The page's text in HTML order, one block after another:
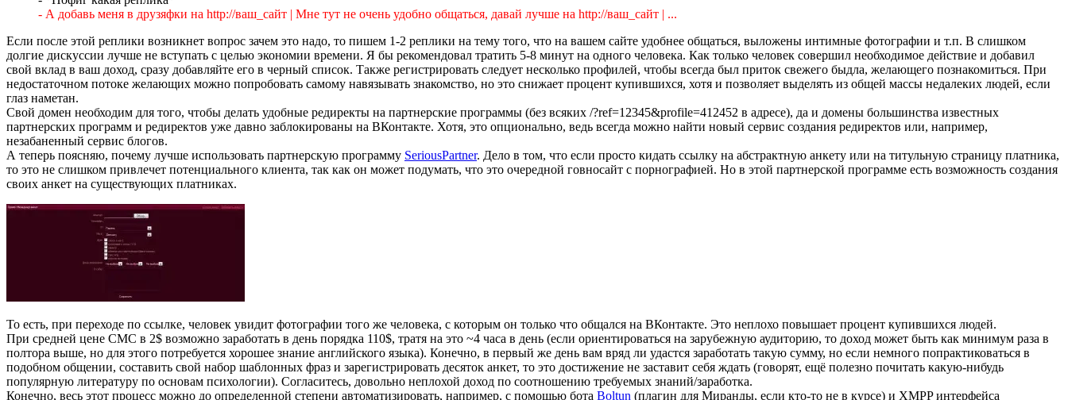
- А добавь меня в друзяфки на http://ваш_сайт | Мне тут не очень удобно общаться, давай лучше на http://ваш_сайт | ...
Если после этой реплики возникнет вопрос зачем это надо, то пишем 1-2 реплики на тему того, что на вашем сайте удобнее общаться, выложены интимные фотографии и т.п. В слишком
долгие дискуссии лучше не вступать с целью экономии времени. Я бы рекомендовал тратить 5-8 минут на одного человека. Как только человек совершил необходимое действие и добавил
свой вклад в ваш доход, сразу добавляйте его в черный список. Также регистрировать следует несколько профилей, чтобы всегда был приток свежего быдла, желающего познакомиться. При
недостаточном потоке желающих можно попробовать самому навязывать знакомство, но это снижает процент купившихся, хотя и позволяет выделять из общей массы недалеких людей, если
глаз наметан.
Свой домен необходим для того, чтобы делать удобные редиректы на партнерские программы (без всяких /?ref=12345&profile=412452 в адресе), да и домены большинства известных
партнерских программ и редиректов уже давно заблокированы на ВКонтакте. Хотя, это опционально, ведь всегда можно найти новый сервис создания редиректов или, например,
незабаненный сервис блогов.
А теперь поясняю, почему лучше использовать партнерскую программу SeriousPartner. Дело в том, что если просто кидать ссылку на абстрактную анкету или на титульную страницу платника,
то это не слишком привлечет потенциального клиента, так как он может подумать, что это очередной говносайт с порнографией. Но в этой партнерской программе есть возможность создания
своих анкет на существующих платниках.
То есть, при переходе по ссылке, человек увидит фотографии того же человека, с которым он только что общался на ВКонтакте. Это неплохо повышает процент купившихся людей.
При средней цене СМС в 2$ возможно заработать в день порядка 110$, тратя на это ~4 часа в день (если ориентироваться на зарубежную аудиторию, то доход может быть как минимум раза в
полтора выше, но для этого потребуется хорошее знание английского языка). Конечно, в первый же день вам вряд ли удастся заработать такую сумму, но если немного попрактиковаться в
подобном общении, составить свой набор шаблонных фраз и зарегистрировать десяток анкет, то это достижение не заставит себя ждать (говорят, ещё полезно почитать какую-нибудь
популярную литературу по основам психологии). Согласитесь, довольно неплохой доход по соотношению требуемых знаний/заработка.
Конечно, весь этот процесс можно до определенной степени автоматизировать, например, с помощью бота Boltun (плагин для Миранды, если кто-то не в курсе) и XMPP интерфейса